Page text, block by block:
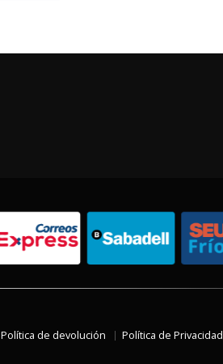
Política de devolución Política de Privacidad